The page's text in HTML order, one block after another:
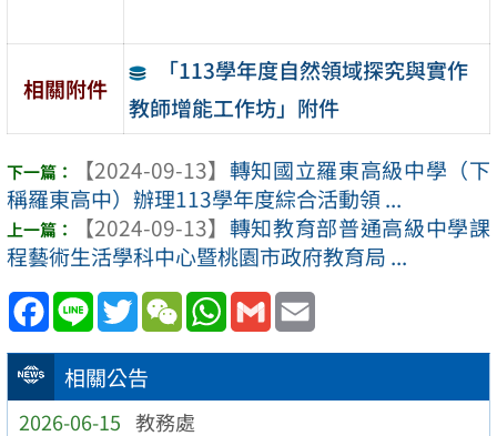
相關公告
2026-06-15 教務處
相關附件
「113學年度自然領域探究與實作
教師增能工作坊」附件
【2024-09-13】 轉知國立羅東高級中學（下
稱羅東高中）辦理113學年度綜合活動領 ...
【2024-09-13】 轉知教育部普通高級中學課
程藝術生活學科中心暨桃園市政府教育局 ...
Facebook
Line TwitterWeChatWhatsApp
Gmail